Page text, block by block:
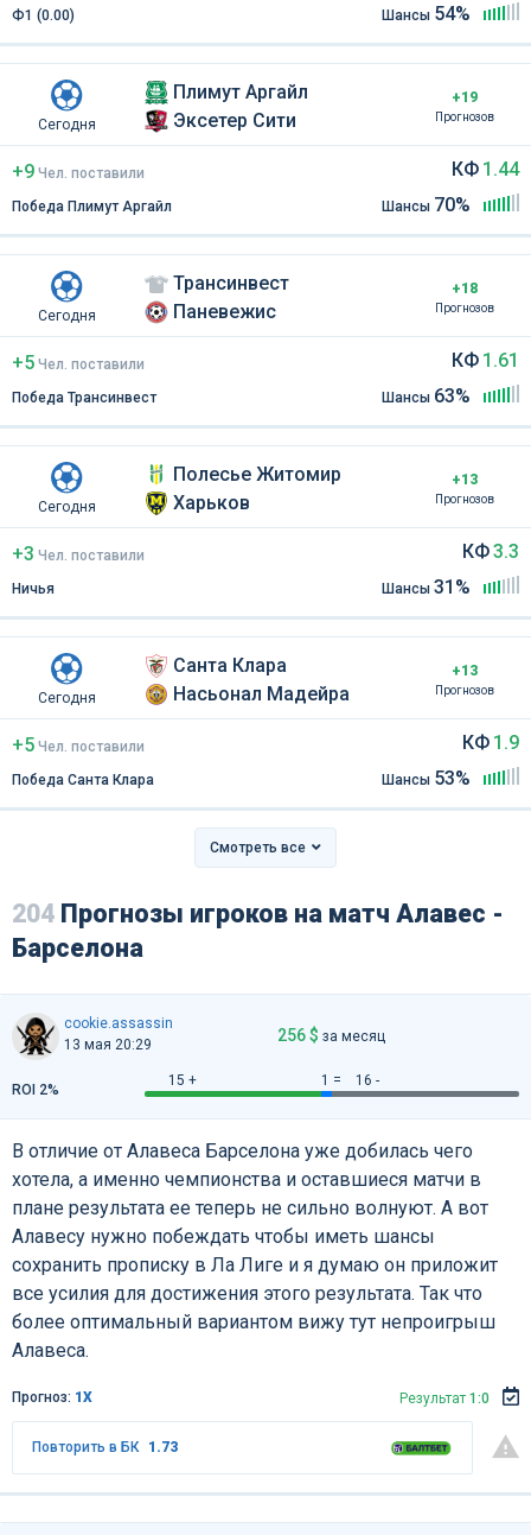
Ф1 (0.00)
Шансы 54%
Сегодня
Плимут Аргайл
Эксетер Сити
+19
Прогнозов
+9 Чел поставили
Победа Плимут Аргайл
КФ 1.44
Шансы 70%
Сегодня
Трансинвест
Паневежис
+18
Прогнозов
+5 Чел поставили
Победа Трансинвест
КФ 1.61
Шансы 63%
Сегодня
Полесье Житомир
Харьков
+13
Прогнозов
+3 Чел поставили
Ничья
КФ3.3
Шансы 31%
Сегодня
Санта Клара
Насьонал Мадейра
+13
Прогнозов
+5 Чел поставили
Победа Санта Клара
КФ 1.9
Шансы 53%
Смотреть все
204 Прогнозы игроков на матч Алавес -
Барселона
cookie.assassin
13 мая 20:29
256 $ за месяц
15 + 1 = 16 -
ROI 2%
В отличие от Алавеса Барселона уже добилась чего
хотела, а именно чемпионства и оставшиеся матчи в
плане результата ее теперь не сильно волнуют. А вот
Алавесу нужно побеждать чтобы иметь шансы
сохранить прописку в Ла Лиге и я думаю он приложит
все усилия для достижения этого результата. Так что
более оптимальный вариантом вижу тут непроигрыш
Алавеса.
Прогноз: 1Х Результат 1:0
Повторить в БК 1.73